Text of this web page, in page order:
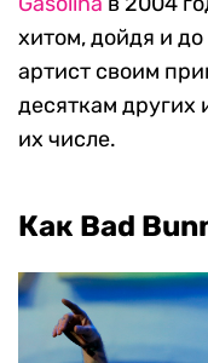
хитом, дойдя и
артист своим
десяткам других
их числе.
Как Bad